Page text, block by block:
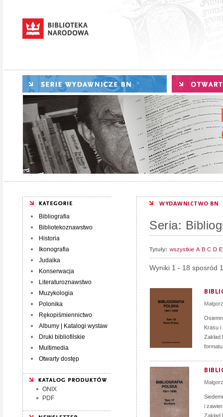
Bibliografia
Bibliotekoznawstwo
Historia
Ikonografia
Judaika
Konserwacja
Literaturoznawstwo
Muzykologia
Polonika
Rękopiśmiennictwo
Albumy | Katalogi wystaw
Druki bibliofilskie
Multimedia
Otwarty dostęp
ONIX
PDF
WYDAWNICTWO BN
Seria:
Tytuły: wszystkie A B C D E
Wyniki 1 - 18 sposród
Krasu i
i